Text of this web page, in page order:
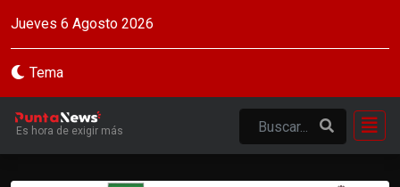
Jueves 6 Agosto 2026
Tema
Es hora de exigir más